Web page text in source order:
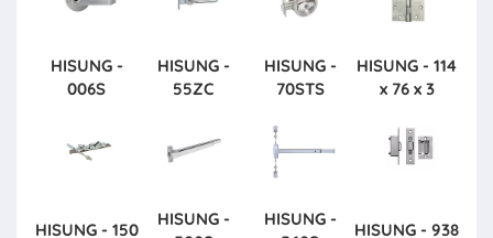
HISUNG -
006S
HISUNG -
55ZC
HISUNG -
70STS
HISUNG - 114
x 76 x 3
HISUNG - 150
HISUNG -
HISUNG -
HISUNG - 938